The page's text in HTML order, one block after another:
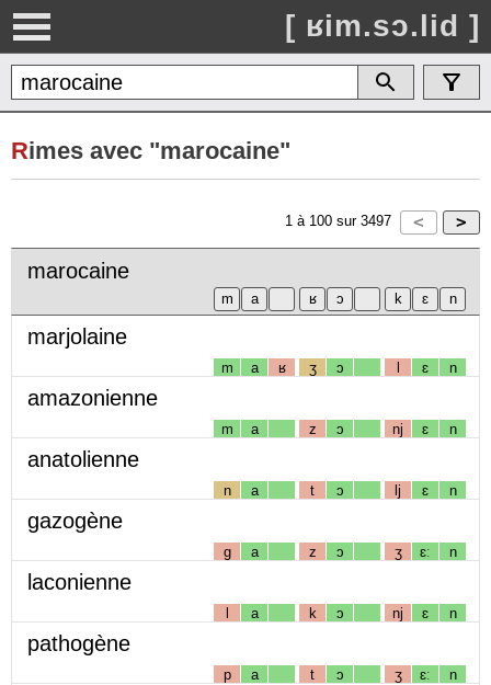
[ ʁim.sɔ.lid ]
Rimes avec "marocaine"
1 à 100 sur 3497
marocaine
marjolaine
m a ʁ ʒ ɔ l ɛ n
amazonienne
m a z ɔ nj ɛ n
anatolienne
n a t ɔ lj ɛ n
gazogène
g a z ɔ ʒ ɛː n
laconienne
l a k ɔ nj ɛ n
pathogène
p a t ɔ ʒ ɛː n